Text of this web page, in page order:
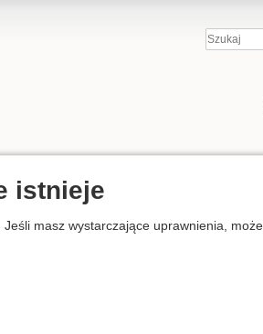
istnieje
masz wystarczające uprawnienia,